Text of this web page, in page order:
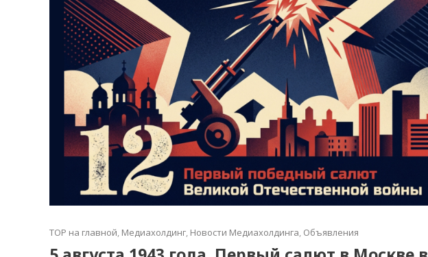
TOP на главной, Медиахолдинг, Новости Медиахолдинга, Объявления